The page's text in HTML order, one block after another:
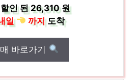
할인 된26,310 원
일
까지도착
바로가기